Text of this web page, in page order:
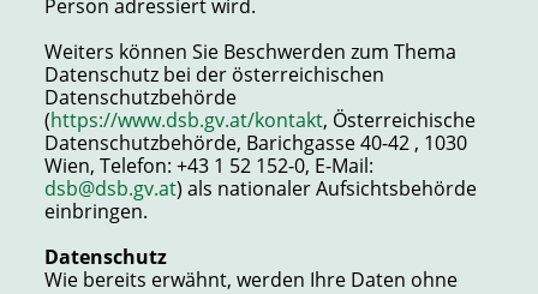
Person adressiert wird.
Weiters können Sie Beschwerden zum Thema
Datenschutz bei der österreichischen
Datenschutzbehörde
(https://www.dsb.gv.at/kontakt, Österreichische
Datenschutzbehörde, Barichgasse 40-42 , 1030
Wien, Telefon: +43 1 52 152-0, E-Mail:
dsb@dsb.gv.at) als nationaler Aufsichtsbehörde
einbringen.
Datenschutz
Wie bereits erwähnt, werden Ihre Daten ohne